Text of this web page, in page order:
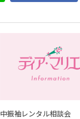
中振袖レンタル相談会